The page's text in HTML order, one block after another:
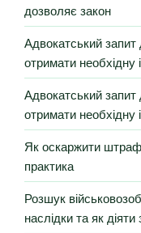
дозволяє закон
Адвокатський запит
отримати
Адвокатський запит
отримати необхідну
Як оскаржити
практика
Розшук
наслідки та як діяти